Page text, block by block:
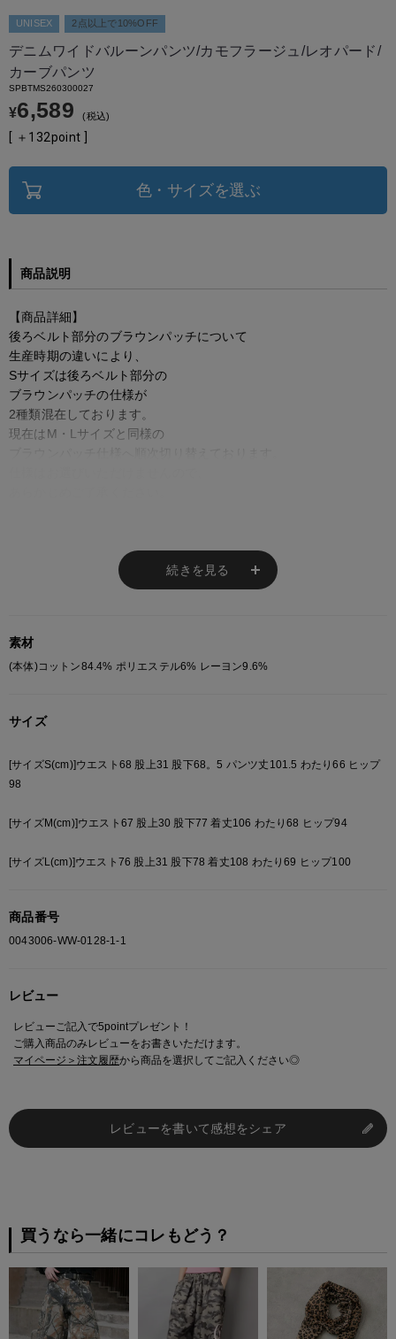
UNISEX 2点以上で10%OFF
デニムワイドバルーンパンツ/カモフラージュ/レオパード/
カーブパンツ
SPBTMS260300027
¥6,589 税込
[ ＋ 132point ]
色・サイズを選ぶ
商品説明
【商品詳細】
後ろベルト部分のブラウンパッチについて
生産時期の違いにより、
Sサイズは後ろベルト部分の
ブラウンパッチの仕様が
2種類混在しております。
現在はM・Lサイズと同様の
カモフラージュ柄とレオパード柄の切替デザインが
目を惹く、存在感抜群のバルーンデニムパンツ。
丸みのあるバルーンシルエットと
ボリュームのあるシルエットながら、
計算されたパターン設計により
Tシャツやスウェット、
トップスと合わせるだけで、
ストリート感のあるスタイリングが完成します。
グランジスタイルにもおすすめの一本です。
【FABRIC / 素材】
履いた時にシルエットが崩れにくく、
立体的なフォルムをしっかりキープしてくれます。
ヴィンテージライクな雰囲気を演出。
ロングシーズン活躍するアイテムです。
※ご注意
モニターの設定状況によって、実際の商品と 若干色が異なる場合がございま
ご迷惑をお掛け致しますが 何卒ご了承下さいますようお願い致します。
続きを見る
素材
(本体)コットン84.4% ポリエステル6% レーヨン9.6%
サイズ
[サイズS(cm)]ウエスト68 股上31 股下68。5 パンツ丈101.5 わたり66 ヒップ
98
[サイズM(cm)]ウエスト67 股上30 股下77 着丈106 わたり68 ヒップ94
[サイズL(cm)]ウエスト76 股上31 股下78 着丈108 わたり69 ヒップ100
商品番号
0043006-WW-0128-1-1
レビュー
レビューご記入で5pointプレゼント！
ご購入商品のみレビューをお書きいただけます。
マイページ＞注文履歴から商品を選択してご記入ください◎
レビューを書いて感想をシェア
買うなら一緒にコレもどう？